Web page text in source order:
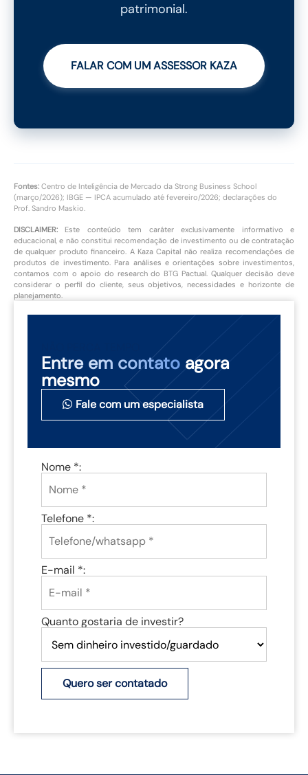
patrimonial.
FALAR COM UM ASSESSOR KAZA
Fontes: Centro de Inteligência de Mercado da Strong Business School
(março/2026); IBGE — IPCA acumulado até fevereiro/2026; declarações do
Prof. Sandro Maskio.
DISCLAIMER: Este conteúdo tem caráter exclusivamente informativo e
educacional, e não constitui recomendação de investimento ou de contratação
de qualquer produto financeiro. A Kaza Capital não realiza recomendações de
produtos de investimento. Para análises e orientações sobre investimentos,
contamos com o apoio do research do BTG Pactual. Qualquer decisão deve
considerar o perfil do cliente, seus objetivos, necessidades e horizonte de
planejamento.
Entre em contato agora
mesmo
Fale com um especialista
Nome *:
Telefone *:
E-mail *:
Quanto gostaria de investir?
Quero ser contatado